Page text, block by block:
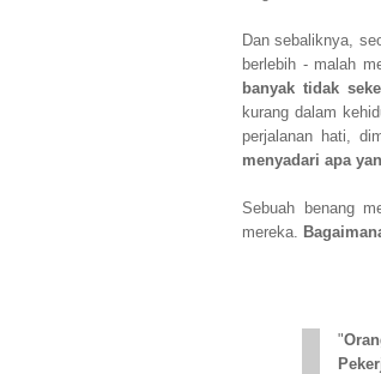
Dan sebaliknya,
berlebih - malah
banyak tidak
kurang dalam
perjalanan hati,
menyadari apa
Sebuah benang
mereka.
"